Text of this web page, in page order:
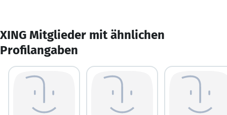
XING Mitglieder mit ähnlichen
Profilangaben